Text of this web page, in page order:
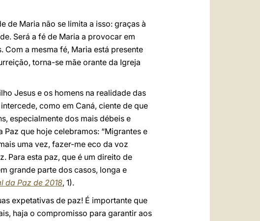
de Maria não se limita a isso: graças à
Será a fé de Maria a provocar em
a mesma fé, Maria está presente
torna-se mãe orante da Igreja
Jesus e os homens na realidade das
como em Caná, ciente de que
especialmente dos mais débeis e
que hoje celebramos: “Migrantes e
uma vez, fazer-me eco da voz
Para esta paz, que é um direito de
grande parte dos casos, longa e
da Paz de 2018, 1).
expetativas de paz! É importante que
haja o compromisso para garantir aos